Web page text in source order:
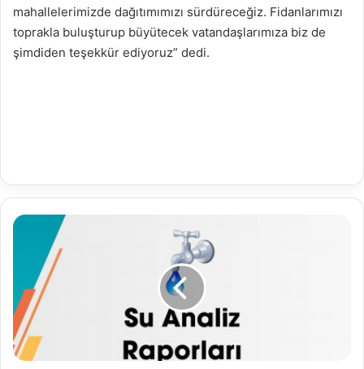
mahallelerimizde dağıtımımızı sürdüreceğiz. Fidanlarımızı
toprakla buluşturup büyütecek vatandaşlarımıza biz de
şimdiden teşekkür ediyoruz” dedi.
24.03.2023
Raporu